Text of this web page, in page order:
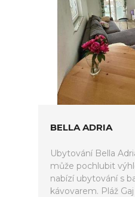
BELLA ADRIA
Ubytování Bella
může pochlubit
nabízí ubytování s
kávovarem. Pláž